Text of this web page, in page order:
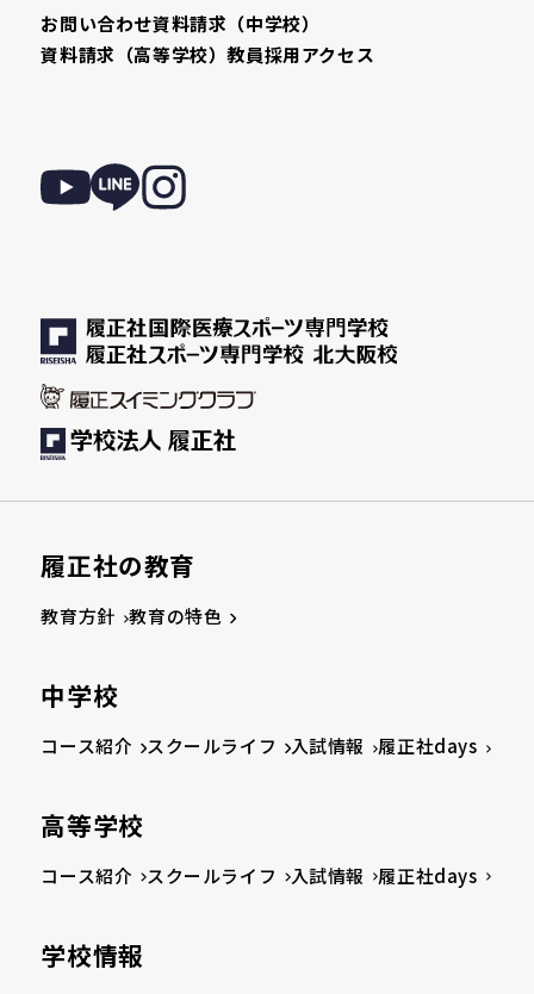
お問い合わせ資料請求（中学校）
資料請求（高等学校）教員採用アクセス
履正社の教育
教育方針 教育の特色
中学校
コース紹介 スクールライフ 入試情報 履正社days
高等学校
コース紹介 スクールライフ 入試情報 履正社days
学校情報